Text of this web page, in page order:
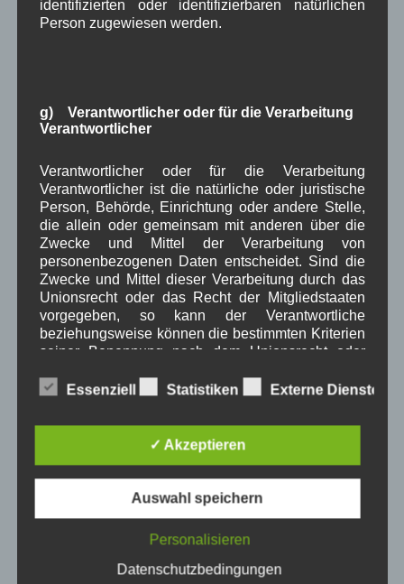
Trockener August ist der Bauern Lust.
WBE beiÜber uns
Gerd ErfertbeiÜber uns
Beitragsarchiv
August 2026(2)
Juli 2026(9)
Juni 2026(4)
Mai 2026(11)
März 2026
Februar 2026(6)
(5)
identifizierten oder identifizierbaren natürlichen
Person zugewiesen werden.
g) Verantwortlicher oder für die Verarbeitung
Verantwortlicher
Verantwortlicher oder für die Verarbeitung
Verantwortlicher ist die natürliche oder juristische
Person, Behörde, Einrichtung oder andere Stelle,
die allein oder gemeinsam mit anderen über die
Zwecke und Mittel der Verarbeitung von
personenbezogenen Daten entscheidet. Sind die
Zwecke und Mittel dieser Verarbeitung durch das
Unionsrecht oder das Recht der Mitgliedstaaten
vorgegeben, so kann der Verantwortliche
beziehungsweise können die bestimmten Kriterien
seiner Benennung nach dem Unionsrecht oder
werden.
h) Auftragsverarbeiter
Auftragsverarbeiter ist eine natürliche oder
juristische Person, Behörde, Einrichtung oder
Auftrag des Verantwortlichen verarbeitet.
Essenziell Statistiken Externe Dienste
✓ Akzeptieren
Auswahl speichern
Personalisieren
Datenschutzbedingungen